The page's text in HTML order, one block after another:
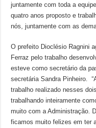
juntamente com toda a
quatro anos proposto e
nós, juntamente com as
O prefeito Dioclésio Ragnini
Ferraz pelo trabalho
esteve como secretário da
secretária Sandra Pinheiro.
trabalho realizado nesses
trabalhando inteiramente
muito com a Administração.
ficamos muito felizes em ter